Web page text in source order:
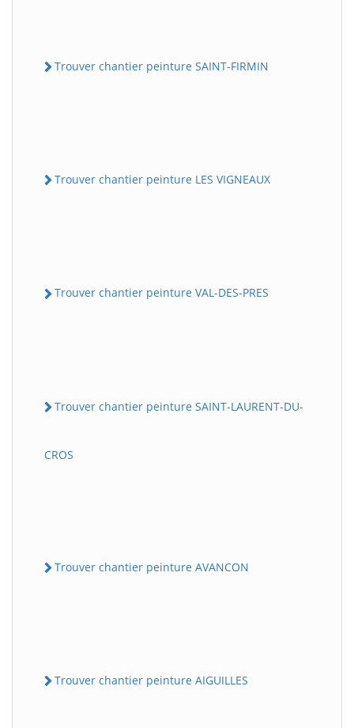
Trouver chantier peinture SAINT-FIRMIN
Trouver chantier peinture LES VIGNEAUX
Trouver chantier peinture VAL-DES-PRES
Trouver chantier peinture SAINT-LAURENT-DU-
CROS
Trouver chantier peinture AVANCON
Trouver chantier peinture AIGUILLES